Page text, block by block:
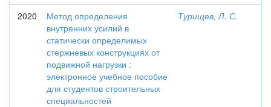
2020
Метод определения
внутренних усилий в
статически определимых
стержневых конструкциях от
подвижной нагрузки :
электронное учебное пособие
для студентов строительных
специальностей
Турищев, Л. С.